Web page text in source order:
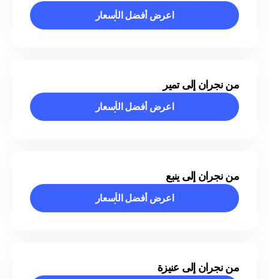
اعرض أفضل الأسعار
اعرض أفضل الأسعار
من نجران إلى تمير
اعرض أفضل الأسعار
اعرض أفضل الأسعار
من نجران إلى ينبع
اعرض أفضل الأسعار
اعرض أفضل الأسعار
من نجران إلى عنيزة